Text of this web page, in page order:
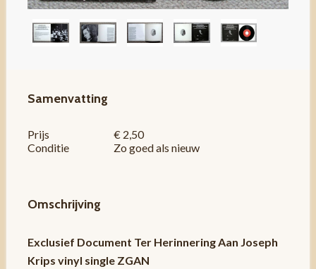
Samenvatting
Prijs
€ 2,50
Conditie
Zo goed als nieuw
Omschrijving
Exclusief Document Ter Herinnering Aan Joseph
Krips vinyl single ZGAN